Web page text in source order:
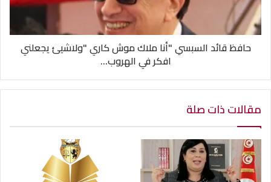
حافظ قائد السبسي "أنا ملاك موش كاري "ولاشيئ يجعلني
افكر في الهروب...
مقالات ذات صلة